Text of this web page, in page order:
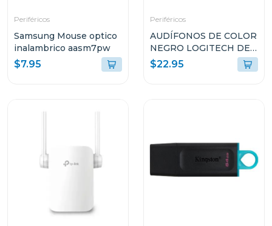
Periféricos
Samsung Mouse optico
inalambrico aasm7pw
$7.95
Periféricos
AUDÍFONOS DE COLOR
NEGRO LOGITECH DE
CABLE USB TIPO-A
CON MICROFONO
$22.95